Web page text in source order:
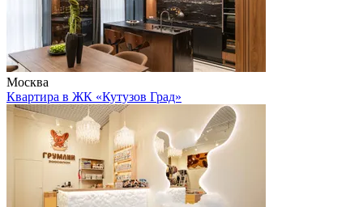
Москва
Квартира в ЖК «Кутузов Град»